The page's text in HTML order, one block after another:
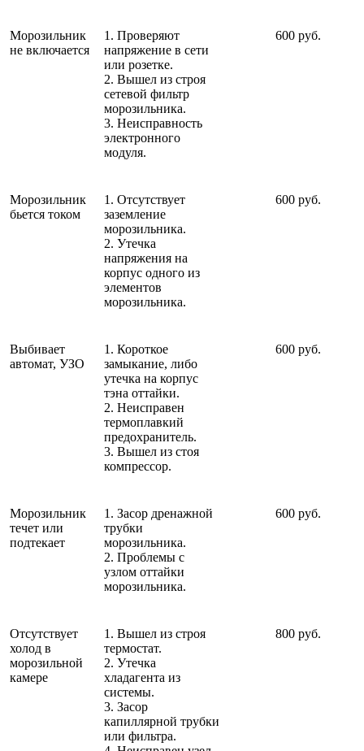
Морозильник
не включается
1. Проверяют
напряжение в сети
или розетке.
2. Вышел из строя
сетевой фильтр
морозильника.
3. Неисправность
электронного
модуля.
600 руб.
Морозильник
бьется током
1. Отсутствует
заземление
морозильника.
2. Утечка
напряжения на
корпус одного из
элементов
морозильника.
600 руб.
Выбивает
автомат, УЗО
1. Короткое
замыкание, либо
утечка на корпус
тэна оттайки.
2. Неисправен
термоплавкий
предохранитель.
3. Вышел из стоя
компрессор.
600 руб.
Морозильник
течет или
подтекает
1. Засор дренажной
трубки
морозильника.
2. Проблемы с
узлом оттайки
морозильника.
600 руб.
Отсутствует
холод в
морозильной
камере
1. Вышел из строя
термостат.
2. Утечка
хладагента из
системы.
3. Засор
капиллярной трубки
или фильтра.
800 руб.